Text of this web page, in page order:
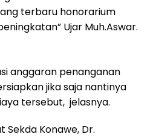
terbaru honorarium
Ujar Muh.Aswar.
anggaran penanganan
jika saja nantinya
tersebut, jelasnya.
Konawe, Dr.